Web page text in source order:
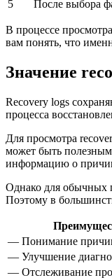
5
После выбора
В процессе
вам понять, что
Значение
Recovery logs
процесса
Для просмотра
может быть
информацию о
Однако для обычных
Поэтому в
— Понимание
— Улучшение
— Отслеживание